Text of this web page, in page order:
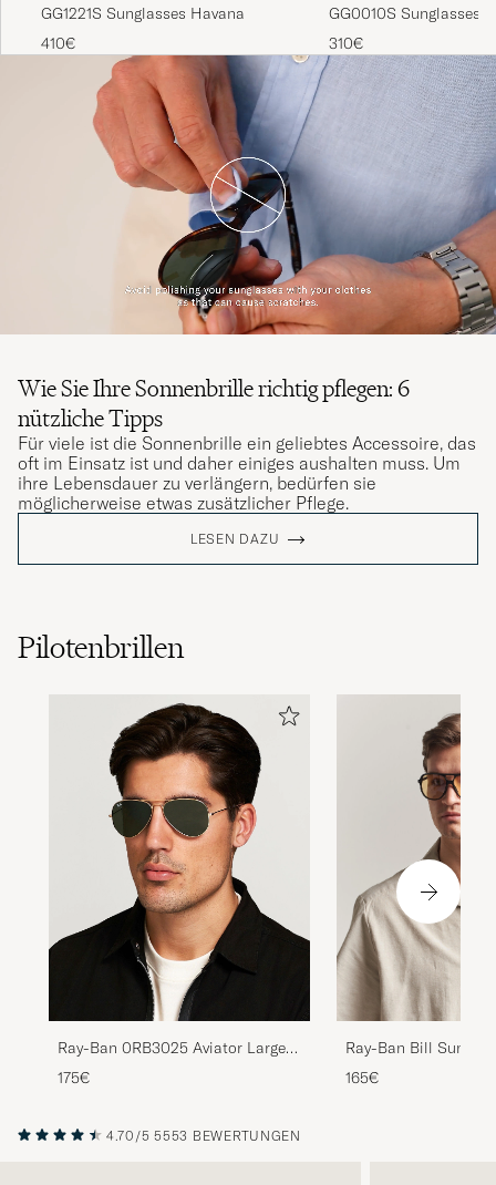
GG1221S Sunglasses Havana
410€
GG0010S Sunglasses
310€
Wie Sie Ihre Sonnenbrille richtig pflegen: 6
nützliche Tipps
Für viele ist die Sonnenbrille ein geliebtes Accessoire, das
oft im Einsatz ist und daher einiges aushalten muss. Um
ihre Lebensdauer zu verlängern, bedürfen sie
möglicherweise etwas zusätzlicher Pflege.
LESEN DAZU
Pilotenbrillen
Ray-Ban 0RB3025 Aviator Large
Metal Sunglasses Arista/Grey
Green
175€
Ray-Ban Bill
165€
4.70/5 5553 BEWERTUNGEN